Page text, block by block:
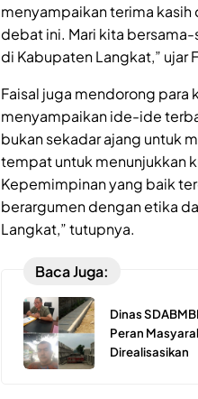
menyampaikan terima kasih
debat ini. Mari kita
di Kabupaten Langkat,” ujar
Faisal juga mendorong
menyampaikan ide-ide
bukan sekadar ajang untuk
tempat untuk menunjukkan
Kepemimpinan yang baik
berargumen dengan etika
Langkat,” tutupnya.
Baca Juga:
Dinas
Peran
Direalisasikan